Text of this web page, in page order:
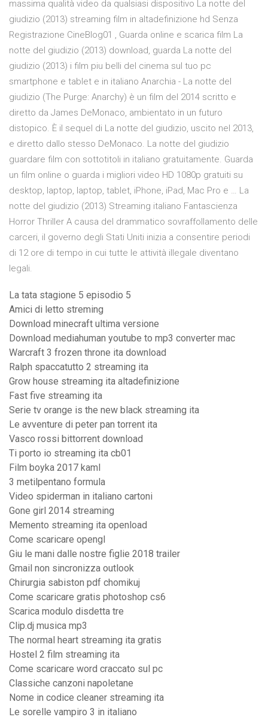
massima qualità video da qualsiasi dispositivo La notte del
giudizio (2013) streaming film in altadefinizione hd Senza
Registrazione CineBlog01 , Guarda online e scarica film La
notte del giudizio (2013) download, guarda La notte del
giudizio (2013) i film piu belli del cinema sul tuo pc
smartphone e tablet e in italiano Anarchia - La notte del
giudizio (The Purge: Anarchy) è un film del 2014 scritto e
diretto da James DeMonaco, ambientato in un futuro
distopico. È il sequel di La notte del giudizio, uscito nel 2013,
e diretto dallo stesso DeMonaco. La notte del giudizio
guardare film con sottotitoli in italiano gratuitamente. Guarda
un film online o guarda i migliori video HD 1080p gratuiti su
desktop, laptop, laptop, tablet, iPhone, iPad, Mac Pro e … La
notte del giudizio (2013) Streaming italiano Fantascienza
Horror Thriller A causa del drammatico sovraffollamento delle
carceri, il governo degli Stati Uniti inizia a consentire periodi
di 12 ore di tempo in cui tutte le attività illegale diventano
legali.
La tata stagione 5 episodio 5
Amici di letto streming
Download minecraft ultima versione
Download mediahuman youtube to mp3 converter mac
Warcraft 3 frozen throne ita download
Ralph spaccatutto 2 streaming ita
Grow house streaming ita altadefinizione
Fast five streaming ita
Serie tv orange is the new black streaming ita
Le avventure di peter pan torrent ita
Vasco rossi bittorrent download
Ti porto io streaming ita cb01
Film boyka 2017 kaml
3 metilpentano formula
Video spiderman in italiano cartoni
Gone girl 2014 streaming
Memento streaming ita openload
Come scaricare opengl
Giu le mani dalle nostre figlie 2018 trailer
Gmail non sincronizza outlook
Chirurgia sabiston pdf chomikuj
Come scaricare gratis photoshop cs6
Scarica modulo disdetta tre
Clip.dj musica mp3
The normal heart streaming ita gratis
Hostel 2 film streaming ita
Come scaricare word craccato sul pc
Classiche canzoni napoletane
Nome in codice cleaner streaming ita
Le sorelle vampiro 3 in italiano